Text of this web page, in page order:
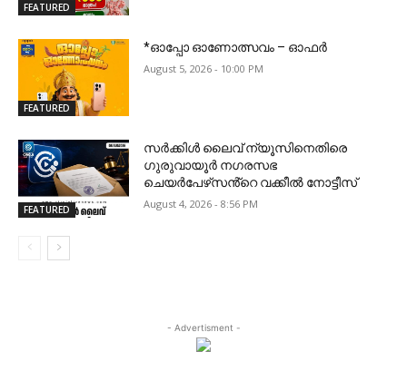
FEATURED
FEATURED
*ഓപ്പോ ഓണോത്സവം – ഓഫർ
August 5, 2026 - 10:00 PM
FEATURED
സർക്കിൾ ലൈവ് ന്യൂസിനെതിരെ
ഗുരുവായൂർ നഗരസഭ
ചെയർപേഴ്‌സൻ്റെ വക്കീൽ നോട്ടീസ്
August 4, 2026 - 8:56 PM
- Advertisment -